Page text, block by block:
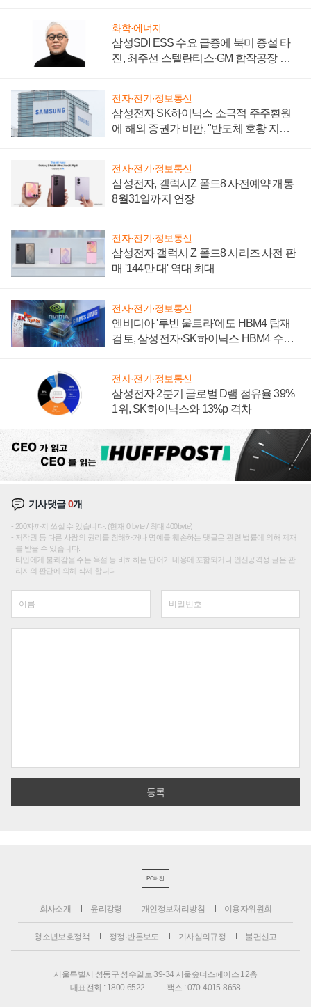
화학·에너지
삼성SDI ESS 수요 급증에 북미 증설 타
진, 최주선 스텔란티스·GM 합작공장 건
전자·전기·정보통신
삼성전자 SK하이닉스 소극적 주주환원
에 해외 증권가 비판, "반도체 호황 지속
전자·전기·정보통신
삼성전자, 갤럭시Z 폴드8 사전예약 개통
8월31일까지 연장
전자·전기·정보통신
삼성전자 갤럭시 Z 폴드8 시리즈 사전 판
매 '144만 대' 역대 최대
전자·전기·정보통신
엔비디아 '루빈 울트라'에도 HBM4 탑재
검토, 삼성전자·SK하이닉스 HBM4 수율
전자·전기·정보통신
삼성전자 2분기 글로벌 D램 점유율 39%
1위, SK하이닉스와 13%p 격차
기사댓글0개
200자까지 쓰실 수 있습니다. (현재 0 byte / 최대 400byte)
저작권 등 다른 사람의 권리를 침해하거나 명예를 훼손하는 댓글은 관련 법률에 의해 제재
를 받을 수 있습니다.
타인에게 불쾌감을 주는 욕설 등 비하하는 단어가 내용에 포함되거나 인신공격성 글은 관
리자의 판단에 의해 삭제 합니다.
PC버전
회사소개 윤리강령 개인정보처리방침 이용자위원회
청소년보호정책 정정·반론보도 기사심의규정 불편신고
서울특별시 성동구 성수일로 39-34 서울숲더스페이스 12층
대표전화 : 1800-6522
팩스 : 070-4015-8658